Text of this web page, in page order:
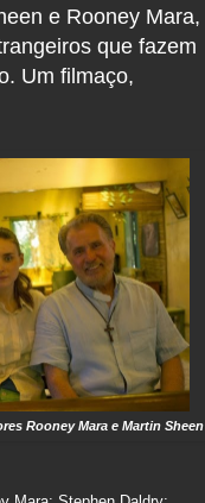
e Rooney Mara,
que fazem
Um filmaço,
Rooney Mara e Martin Sheen